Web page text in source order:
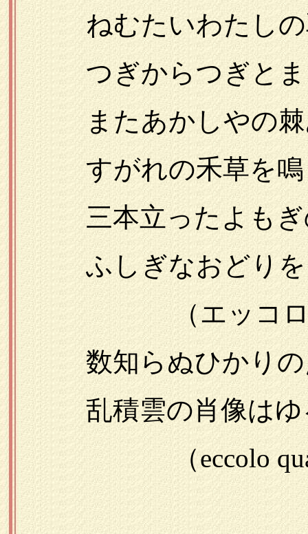
ねむたいわたしの
つぎからつぎとま
またあかしやの棘
すがれの禾草を鳴
三本立ったよもぎ
ふしぎなおどりを
（エッコロ
数知らぬひかりの
乱積雲の肖像はゆる
（eccolo